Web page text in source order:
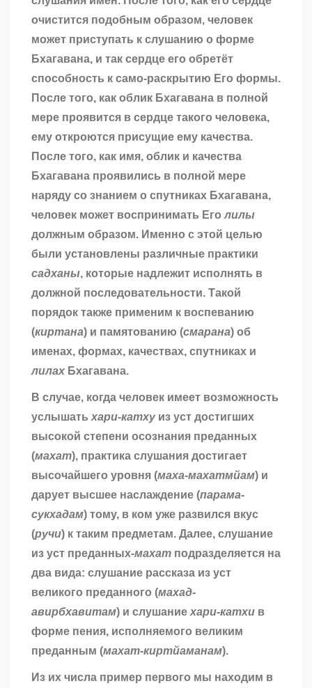
очистится подобным образом, человек
может приступать к слушанию о форме
Бхагавана, и так сердце его обретёт
способность к само-раскрытию Его формы.
После того, как облик Бхагавана в полной
мере проявится в сердце такого человека,
ему откроются присущие ему качества.
После того, как имя, облик и качества
Бхагавана проявились в полной мере
наряду со знанием о спутниках Бхагавана,
человек может воспринимать Еголилы
должным образом. Именно с этой целью
были установлены различные практики
садханы, которые надлежит исполнять в
должной последовательности. Такой
порядок также применим к воспеванию
(киртана) и памятованию (смарана) об
именах, формах, качествах, спутниках и
лилах Бхагавана.
В случае, когда человек имеет возможность
услышать хари-катхуиз уст достигших
высокой степени осознания преданных
(махат), практика слушания достигает
высочайшего уровня (маха-махатмйам) и
дарует высшее наслаждение (парама-
сукхадам) тому, в ком уже развился вкус
(ручи) к таким предметам. Далее, слушание
из уст преданных-махат подразделяется на
два вида: слушание рассказа из уст
великого преданного (махад-
авирбхавитам) и слушание хари-катхи в
форме пения, исполняемого великим
преданным (махат-киртйаманам).
Из их числа пример первого мы находим в